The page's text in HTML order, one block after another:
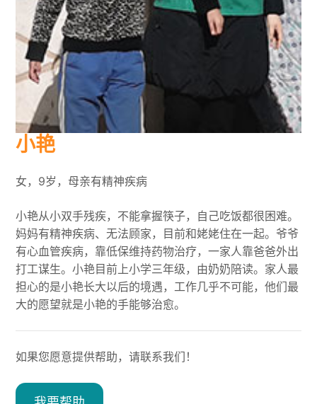
小艳
女，9岁，母亲有精神疾病
小艳从小双手残疾，不能拿握筷子，自己吃饭都很困难。
妈妈有精神疾病、无法顾家，目前和姥姥住在一起。爷爷
有心血管疾病，靠低保维持药物治疗，一家人靠爸爸外出
打工谋生。小艳目前上小学三年级，由奶奶陪读。家人最
担心的是小艳长大以后的境遇，工作几乎不可能，他们最
大的愿望就是小艳的手能够治愈。
如果您愿意提供帮助，请联系我们！